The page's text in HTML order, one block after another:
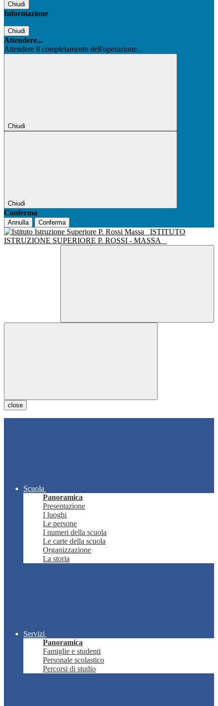
Chiudi
Informazione
Chiudi
Attendere...
Attendere il completamento dell'operazione...
Chiudi
Chiudi
Conferma
Annulla Conferma
ISTITUTO
ISTRUZIONE SUPERIORE P. ROSSI - MASSA
close
Scuola
Panoramica
Presentazione
I luoghi
Le persone
I numeri della scuola
Le carte della scuola
Organizzazione
La storia
Servizi
Panoramica
Famiglie e studenti
Personale scolastico
Percorsi di studio